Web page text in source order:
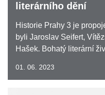
literárního dění
Historie Prahy 3 je
byli Jaroslav Seifert,
Hašek. Bohatý literární
01. 06. 2023